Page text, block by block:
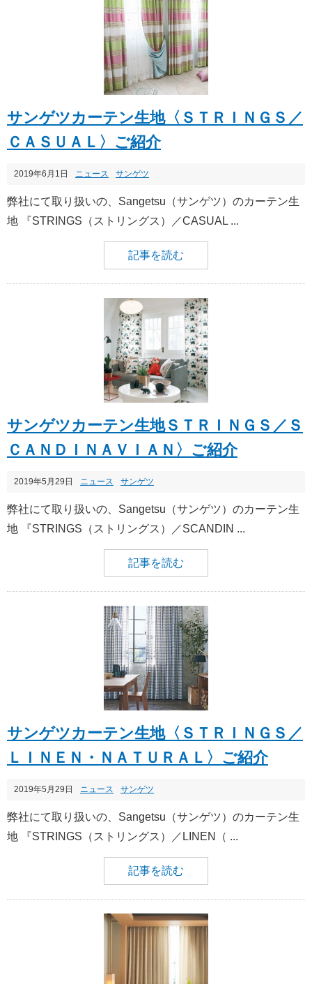
サンゲツカーテン生地〈ＳＴＲＩＮＧＳ／
ＣＡＳＵＡＬ〉ご紹介
2019年6月1日 ニュース サンゲツ
弊社にて取り扱いの、Sangetsu（サンゲツ）のカーテン生
地 『STRINGS（ストリングス）／CASUAL ...
記事を読む
サンゲツカーテン生地ＳＴＲＩＮＧＳ／Ｓ
ＣＡＮＤＩＮＡＶＩＡＮ〉ご紹介
2019年5月29日 ニュース サンゲツ
弊社にて取り扱いの、Sangetsu（サンゲツ）のカーテン生
地 『STRINGS（ストリングス）／SCANDIN ...
記事を読む
サンゲツカーテン生地〈ＳＴＲＩＮＧＳ／
ＬＩＮＥＮ・ＮＡＴＵＲＡＬ〉ご紹介
2019年5月29日 ニュース サンゲツ
弊社にて取り扱いの、Sangetsu（サンゲツ）のカーテン生
地 『STRINGS（ストリングス）／LINEN（ ...
記事を読む